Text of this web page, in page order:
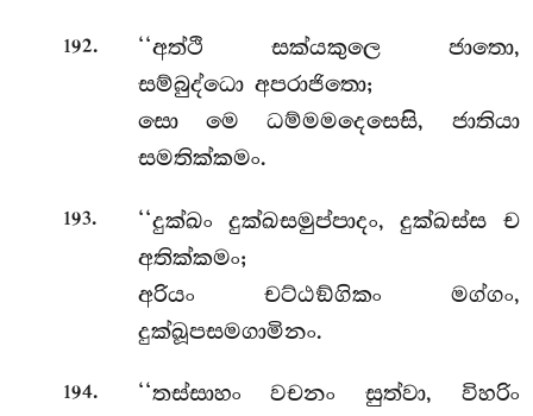
192.
‘‘අත්ථි සක්යකුලෙ ජාතො,
සම්බුද්ධො අපරාජිතො;
සො මෙ ධම්මමදෙසෙසි, ජාතියා
සමතික්කමං.
193.
‘‘දුක්ඛං දුක්ඛසමුප්පාදං, දුක්ඛස්ස ච
අතික්කමං;
අරියං චට්ඨඞ්ගිකං මග්ගං,
දුක්ඛූපසමගාමිනං.
194. ‘‘තස්සාහං වචනං සුත්වා, විහරිං